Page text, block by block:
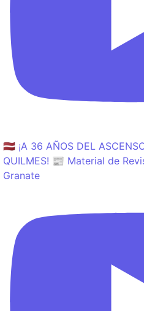
🇱🇻 ¡A 36 AÑOS DEL
QUILMES! 📰 Material de
Granate